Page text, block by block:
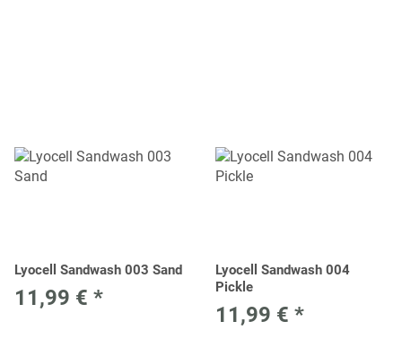
Lyocell Sandwash 003 Sand
11,99 € *
Lyocell Sandwash 004
Pickle
11,99 € *